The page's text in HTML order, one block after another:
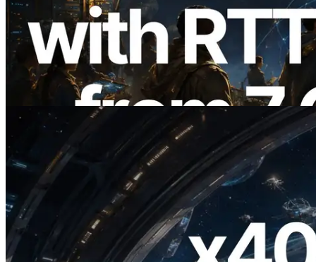
ERPC расширяет Solana Leader Slot
API измерением ping из 7 глобальных
регионов — также запущен Validators
Information API